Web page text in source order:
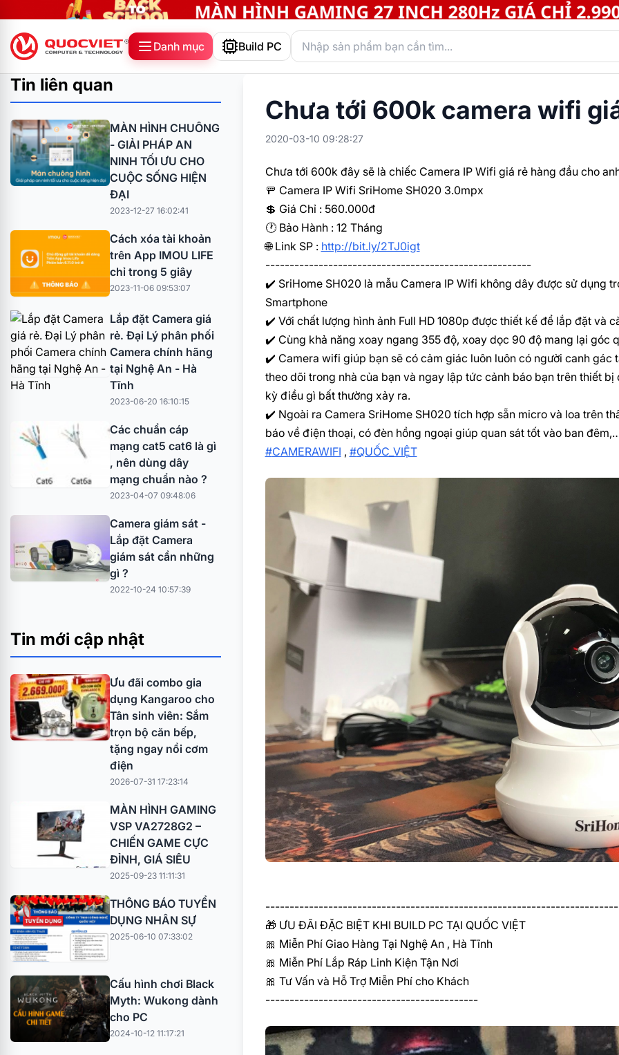
Danh mục Build PC
Tin liên quan
MÀN HÌNH CHUÔNG
- GIẢI PHÁP AN
NINH TỐI ƯU CHO
CUỘC SỐNG HIỆN
ĐẠI
2023-12-27 16:02:41
Cách xóa tài khoản
trên App IMOU LIFE
chỉ trong 5 giây
2023-11-06 09:53:07
Lắp đặt Camera giá
rẻ. Đại Lý phân phối
Camera chính hãng
tại Nghệ An - Hà
Tĩnh
2023-06-20 16:10:15
Các chuẩn cáp
mạng cat5 cat6 là gì
, nên dùng dây
mạng chuẩn nào ?
2023-04-07 09:48:06
Camera giám sát -
Lắp đặt Camera
giám sát cần những
gì ?
2022-10-24 10:57:39
Tin mới cập nhật
Ưu đãi combo gia
dụng Kangaroo cho
Tân sinh viên: Sắm
trọn bộ căn bếp,
tặng ngay nồi cơm
điện
2026-07-31 17:23:14
MÀN HÌNH GAMING
VSP VA2728G2 –
CHIẾN GAME CỰC
ĐỈNH, GIÁ SIÊU
2025-09-23 11:11:31
THÔNG BÁO TUYỂN
DỤNG NHÂN SỰ
2025-06-10 07:33:02
Cấu hình chơi Black
Myth: Wukong dành
cho PC
2024-10-12 11:17:21
Chưa tới 600k camera wifi
2020-03-10 09:28:27
Chưa tới 600k đây sẽ là chiếc Camera IP Wifi giá rẻ hàng đầu cho
🚥 Camera IP Wifi SriHome SH020 3.0mpx
💲 Giá Chỉ : 560.000đ
🕐Bảo Hành : 12 Tháng
🌐Link SP : http://bit.ly/2TJ0igt
-------------------------------------------------------
✔️ SriHome SH020 là mẫu Camera IP Wifi không dây được sử dụng
Smartphone
✔️ Với chất lượng hình ảnh Full HD 1080p được thiết kế để lắp đặt và
✔️ Cùng khả năng xoay ngang 355 độ, xoay dọc 90 độ mang lại góc
✔️ Camera wifi giúp bạn sẽ có cảm giác luôn luôn có người canh gác
theo dõi trong nhà của bạn và ngay lập tức cảnh báo bạn trên thiết
kỳ điều gì bất thường xảy ra.
✔️ Ngoài ra Camera SriHome SH020 tích hợp sẵn micro và loa trên
báo về điện thoại, có đèn hồng ngoại giúp quan sát tốt vào ban
#CAMERAWIFI , #QUỐC_VIỆT
🎁 ƯU ĐÃI ĐẶC BIỆT KHI BUILD PC TẠI QUỐC VIỆT
🎀 Miễn Phí Giao Hàng Tại Nghệ An , Hà Tĩnh
🎀 Miễn Phí Lắp Ráp Linh Kiện Tận Nơi
🎀 Tư Vấn và Hỗ Trợ Miễn Phí cho Khách
--------------------------------------------